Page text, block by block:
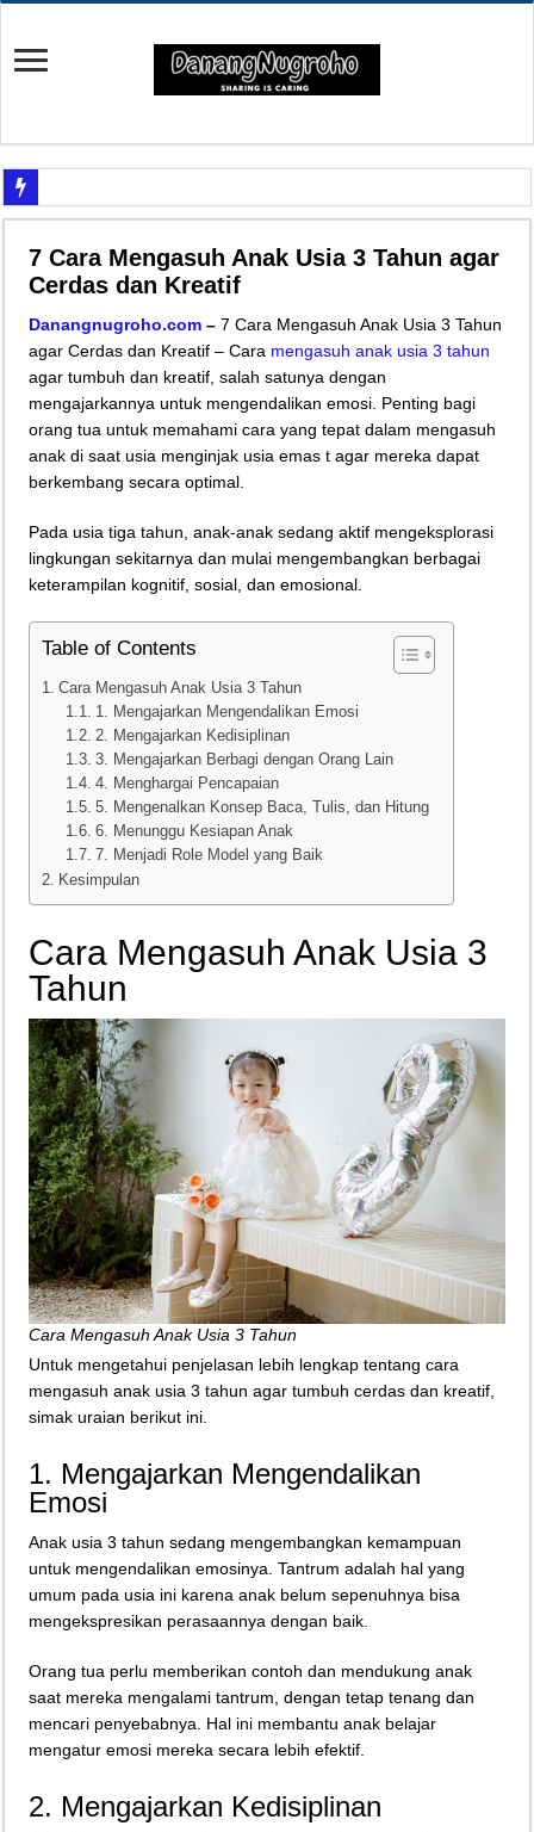
Yuk Cari Tahu Cara Memanfaatkan Teknologi Waze
Begini Upaya Memperbaiki Elektronik TV yang Rusak Hanya Ada Layar Putih
Tutorial Memasang Kabel Listrik untuk Pengairan Tambak dengan Elektronik
Elektronik Canggih, Kulkas Inverter vs Non-Inverter
Tips Atasi Motor Bunyi Kletek-Kletek Tanpa Panik Undang Mekanik
Mekanik Pemula? Ini Cara Cerdas Memilih Oli Asli Biar Gak Ketipu
Mekanik Pemula Wajib Tahu Cara Jitu Atasi Rantai Motor Patah
Teknologi Bikin Bisnis Makanan Kamu Makin Cuan! Begini Cara Buka
7 Cara Mengasuh Anak Usia 3 Tahun agar
Cerdas dan Kreatif
Danangnugroho.com – 7 Cara Mengasuh Anak Usia 3 Tahun
agar Cerdas dan Kreatif – Cara mengasuh anak usia 3 tahun
agar tumbuh dan kreatif, salah satunya dengan
mengajarkannya untuk mengendalikan emosi. Penting bagi
orang tua untuk memahami cara yang tepat dalam mengasuh
anak di saat usia menginjak usia emas t agar mereka dapat
berkembang secara optimal.
Pada usia tiga tahun, anak-anak sedang aktif mengeksplorasi
lingkungan sekitarnya dan mulai mengembangkan berbagai
keterampilan kognitif, sosial, dan emosional.
Table of Contents
Cara Mengasuh Anak Usia 3 Tahun
1. Mengajarkan Mengendalikan Emosi
2. Mengajarkan Kedisiplinan
3. Mengajarkan Berbagi dengan Orang Lain
4. Menghargai Pencapaian
5. Mengenalkan Konsep Baca, Tulis, dan Hitung
6. Menunggu Kesiapan Anak
7. Menjadi Role Model yang Baik
Kesimpulan
Cara Mengasuh Anak Usia 3
Tahun
Cara Mengasuh Anak Usia 3 Tahun
Untuk mengetahui penjelasan lebih lengkap tentang cara
mengasuh anak usia 3 tahun agar tumbuh cerdas dan kreatif,
simak uraian berikut ini.
1. Mengajarkan Mengendalikan
Emosi
Anak usia 3 tahun sedang mengembangkan kemampuan
untuk mengendalikan emosinya. Tantrum adalah hal yang
umum pada usia ini karena anak belum sepenuhnya bisa
mengekspresikan perasaannya dengan baik.
Orang tua perlu memberikan contoh dan mendukung anak
saat mereka mengalami tantrum, dengan tetap tenang dan
mencari penyebabnya. Hal ini membantu anak belajar
mengatur emosi mereka secara lebih efektif.
2. Mengajarkan Kedisiplinan